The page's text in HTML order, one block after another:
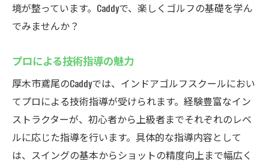
境が整っています。Caddyで、楽しくゴルフの基礎を学ん
でみませんか？
プロによる技術指導の魅力
厚木市鳶尾のCaddyでは、インドアゴルフスクールにおい
てプロによる技術指導が受けられます。経験豊富なイン
ストラクターが、初心者から上級者までそれぞれのレベ
ルに応じた指導を行います。具体的な指導内容として
は、スイングの基本からショットの精度向上まで幅広く